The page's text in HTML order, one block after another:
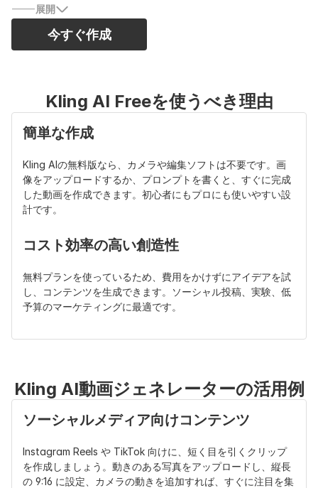
ともできます。
Edit Background: 背景を簡単に入れ替え、
晴らしい旅行Vlogを作成
Edit Shot: Truck Left、Truck Right などのオプションでカメ
展開
今すぐ作成
Kling AI Freeを使うべき理由
簡単な作成
Kling AIの無料版なら、カメラや編集ソフトは不要です。画
像をアップロードするか、プロンプトを書くと、すぐに完成
した動画を作成できます。初心者にもプロにも使いやすい設
計です。
コスト効率の高い創造性
無料プランを使っているため、費用をかけずにアイデアを試
し、コンテンツを生成できます。ソーシャル投稿、実験、低
予算のマーケティングに最適です。
15秒のストーリー性のあるクリップ
を生成できます—一貫したキャラクターを維持し、映画のよ
うなカメラアングルを使い、滑らかなマルチショット遷移を
作成します。SNSコンテンツ、短編映画、没入感のあるスト
プロレベルの出力
Kling AI動画ジェネレーターの活用例
ソーシャルメディア向けコンテンツ
Instagram Reels や TikTok 向けに、短く目を引くクリップ
を作成しましょう。動きのある写真をアップロードし、縦長
の 9:16 に設定、カメラの動きを追加すれば、すぐに注目を集